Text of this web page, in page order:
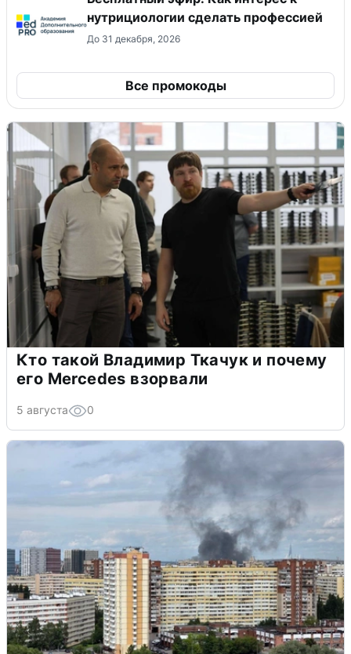
нутрициологии сделать профессией
До 31 декабря, 2026
Все промокоды
Кто такой Владимир Ткачук и почему
его Mercedes взорвали
5 августа 0